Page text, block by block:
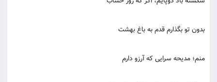
بدون تو بگذارم قدم به باغ بهشت
منم؛ مدیحه سرایی که آرزو دارم